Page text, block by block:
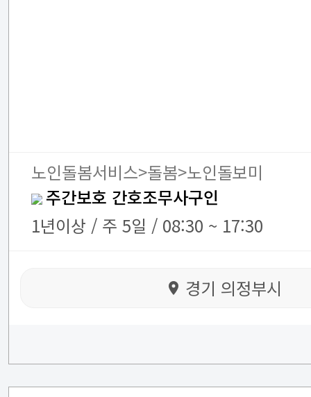
노인돌봄서비스>돌봄>노인돌보미
주간보호 간호조무사구인
1년이상 / 주 5일 / 08:30 ~ 17:30
경기 의정부시